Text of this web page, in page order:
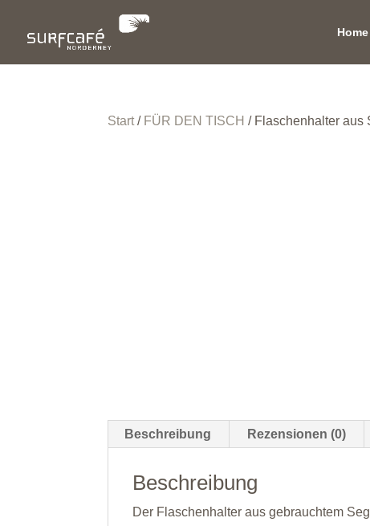
Home
Start/ FÜR DEN TISCH / Flaschenhalter aus
Beschreibung Rezensionen (0)
Beschreibung
Der Flaschenhalter aus gebrauchtem